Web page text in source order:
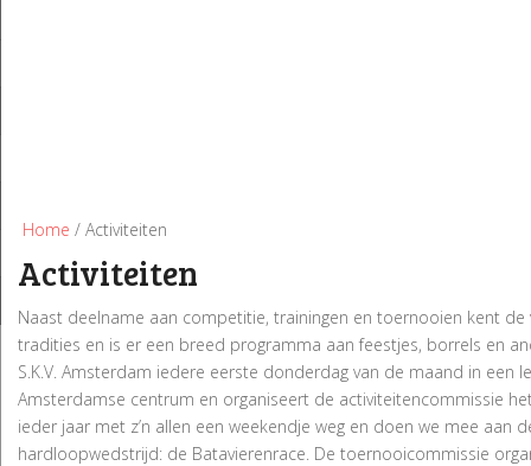
Home / Activiteiten
Activiteiten
Naast deelname aan competitie, trainingen en toernooien kent de
tradities en is er een breed programma aan feestjes, borrels en
S.K.V. Amsterdam iedere eerste donderdag van de maand in een
Amsterdamse centrum en organiseert de activiteitencommissie
ieder jaar met z’n allen een weekendje weg en doen we mee aan
hardloopwedstrijd: de Batavierenrace. De toernooicommissie